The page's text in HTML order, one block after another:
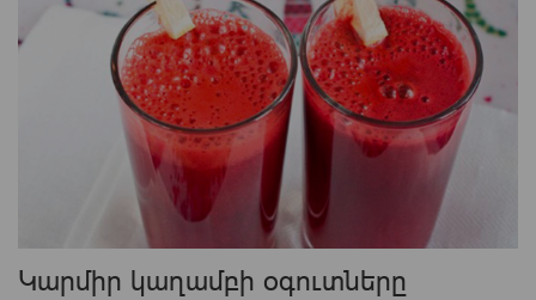
Կարմիր կաղամբի օգուտները